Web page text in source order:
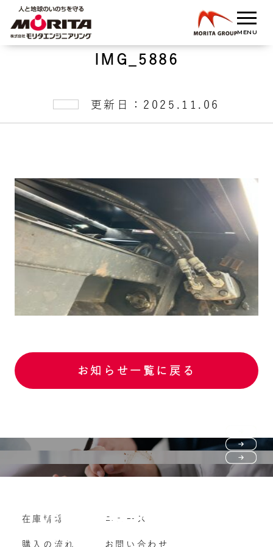
IMG_5886
更新日：2025.11.06
お知らせ一覧に戻る
購入の流れ
よくいただくご質問
Vehicle purchase
車両買い取り
在庫情報
購入の流れ
ニュース
お問い合わせ